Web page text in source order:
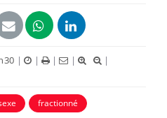
| | | |
|
fractionné